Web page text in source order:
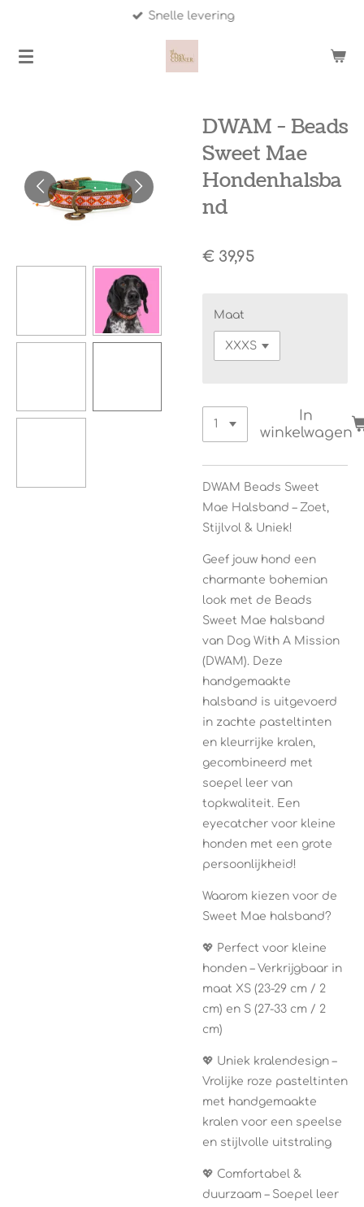
naar
Snelle levering
DWAM - Beads
Sweet Mae
Hondenhalsba
nd
€ 39,95
Maat
In
winkelwagen
DWAM Beads Sweet
Mae Halsband – Zoet,
Stijlvol & Uniek!
Geef jouw hond een
charmante bohemian
look met de Beads
Sweet Mae halsband
van Dog With A Mission
(DWAM). Deze
handgemaakte
halsband is uitgevoerd
in zachte pasteltinten
en kleurrijke kralen,
gecombineerd met
soepel leer van
topkwaliteit. Een
eyecatcher voor kleine
honden met een grote
persoonlijkheid!
Waarom kiezen voor de
Sweet Mae halsband?
💖 Perfect voor kleine
honden – Verkrijgbaar in
maat XS (23-29 cm / 2
cm) en S (27-33 cm / 2
cm)
💖 Uniek kralendesign –
Vrolijke roze pasteltinten
met handgemaakte
kralen voor een speelse
en stijlvolle uitstraling
💖 Comfortabel &
duurzaam – Soepel leer